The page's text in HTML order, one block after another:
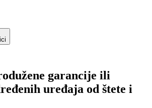
garancije ili
uređaja od štete i